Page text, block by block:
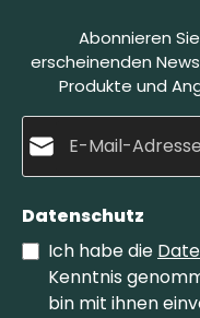
welche die
poliert. Der
kleinere
Abonnieren
erscheinenden
Produkte und
Datenschutz
Ich habe die
Kenntnis
bin mit ihnen